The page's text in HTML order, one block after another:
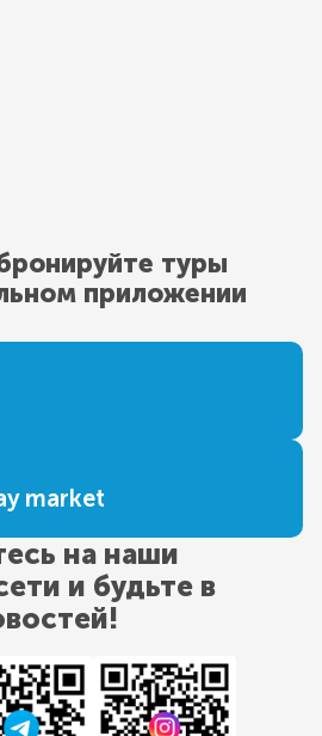
туры
приложении
market
на наши
и будьте в